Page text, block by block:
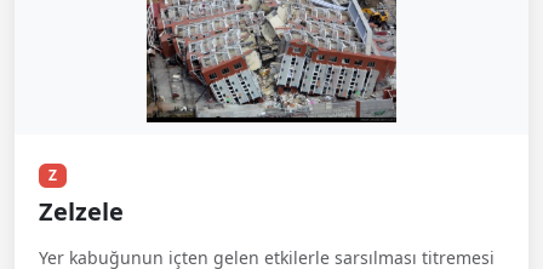
Z
Zelzele
Yer kabuğunun içten gelen etkilerle sarsılması titremesi